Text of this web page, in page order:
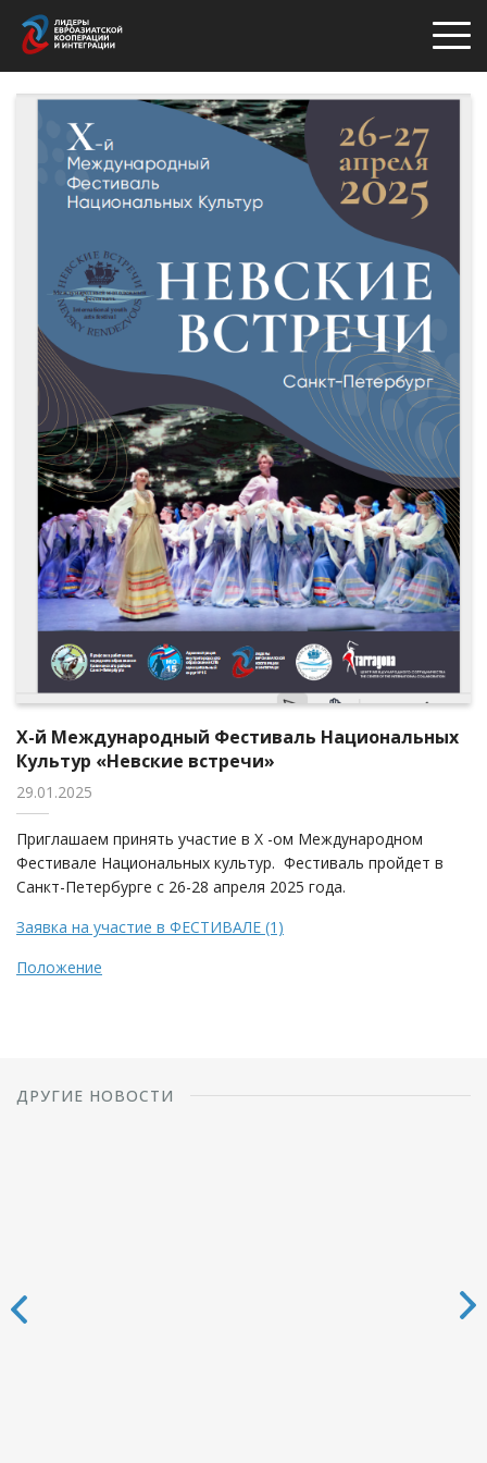
X-й Международный Фестиваль Национальных
Культур «Невские встречи»
29.01.2025
Приглашаем принять участие в X -ом Международном
Фестивале Национальных культур. Фестиваль пройдет в
Санкт-Петербурге с 26-28 апреля 2025 года.
Заявка на участие в ФЕСТИВАЛЕ (1)
Положение
ДРУГИЕ НОВОСТИ